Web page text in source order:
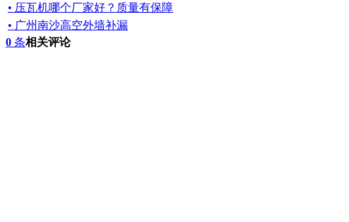
• 压瓦机哪个厂家好？质量有保障
• 广州南沙高空外墙补漏
0 条相关评论